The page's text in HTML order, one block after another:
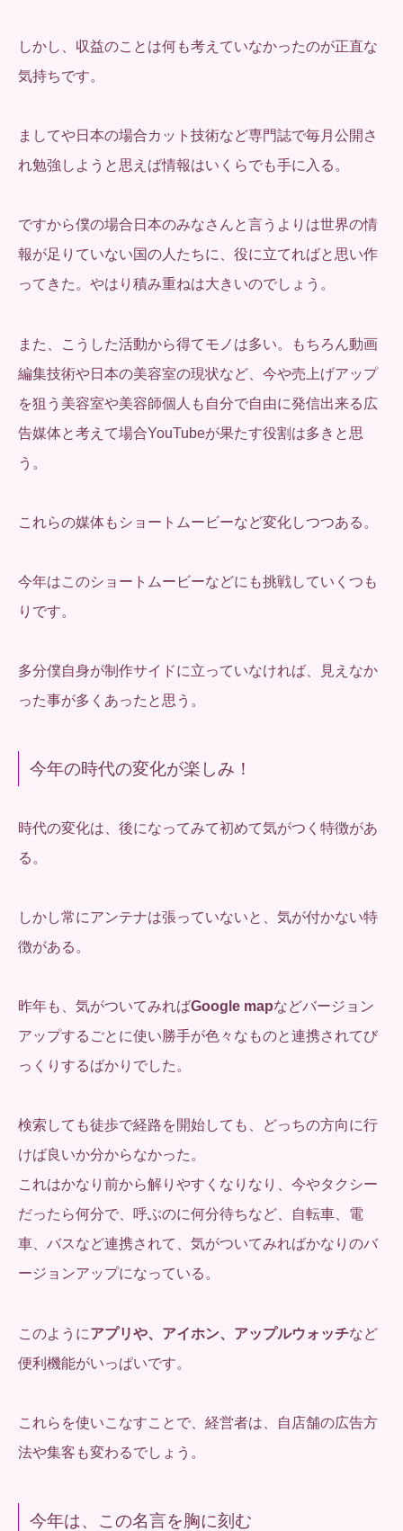
しかし、収益のことは何も考えていなかったのが正直な
気持ちです。
ましてや日本の場合カット技術など専門誌で毎月公開さ
れ勉強しようと思えば情報はいくらでも手に入る。
ですから僕の場合日本のみなさんと言うよりは世界の情
報が足りていない国の人たちに、役に立てればと思い作
ってきた。やはり積み重ねは大きいのでしょう。
また、こうした活動から得てモノは多い。もちろん動画
編集技術や日本の美容室の現状など、今や売上げアップ
を狙う美容室や美容師個人も自分で自由に発信出来る広
告媒体と考えて場合YouTubeが果たす役割は多きと思
う。
これらの媒体もショートムービーなど変化しつつある。
今年はこのショートムービーなどにも挑戦していくつも
りです。
多分僕自身が制作サイドに立っていなければ、見えなか
った事が多くあったと思う。
今年の時代の変化が楽しみ！
時代の変化は、後になってみて初めて気がつく特徴があ
る。
しかし常にアンテナは張っていないと、気が付かない特
徴がある。
昨年も、気がついてみればGoogle mapなどバージョン
アップするごとに使い勝手が色々なものと連携されてび
っくりするばかりでした。
検索しても徒歩で経路を開始しても、どっちの方向に行
けば良いか分からなかった。
これはかなり前から解りやすくなりなり、今やタクシー
だったら何分で、呼ぶのに何分待ちなど、自転車、電
車、バスなど連携されて、気がついてみればかなりのバ
ージョンアップになっている。
このようにアプリや、アイホン、アップルウォッチなど
便利機能がいっぱいです。
これらを使いこなすことで、経営者は、自店舗の広告方
法や集客も変わるでしょう。
今年は、この名言を胸に刻む